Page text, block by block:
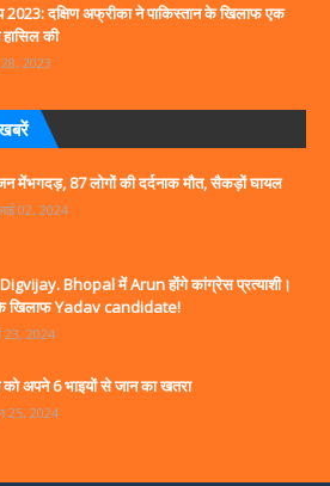
2023: दक्षिण अफ्रीका ने पाकिस्तान के खिलाफ एक
की
2023
मेंभगदड़, 87 लोगों की दर्दनाक मौत, सैकड़ों घायल
02, 2024
Bhopal में Arun होंगे कांग्रेस प्रत्याशी।
खिलाफ Yadav candidate!
23, 2024
अपने 6 भाइयों से जान का खतरा
25, 2024